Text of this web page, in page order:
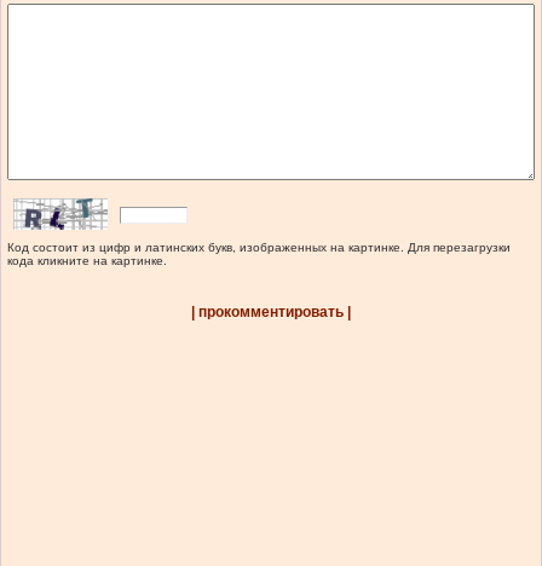
Код состоит из цифр и латинских букв, изображенных на картинке. Для перезагрузки
кода кликните на картинке.
| прокомментировать |